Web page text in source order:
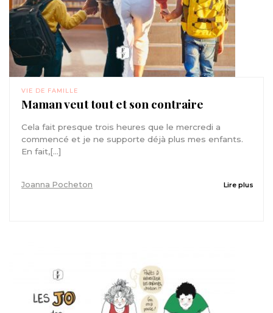
VIE DE FAMILLE
Maman veut tout et son contraire
Cela fait presque trois heures que le mercredi a
commencé et je ne supporte déjà plus mes enfants.
En fait,[...]
Joanna Pocheton Lire plus